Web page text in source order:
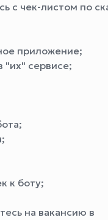
с чек-листом по
приложение;
"их" сервисе;
к боту;
на вакансию в